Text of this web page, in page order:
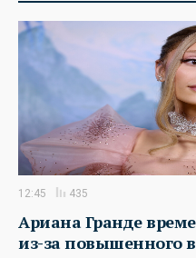
12:45 435
Ариана Гранде
из-за повышенного